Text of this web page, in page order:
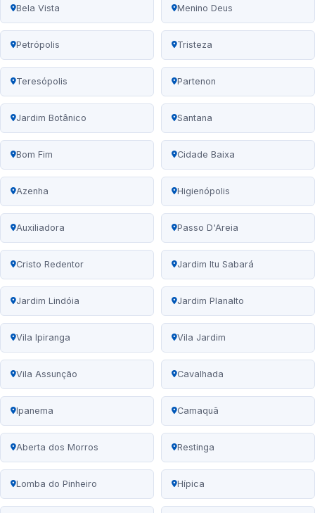
Bela Vista Menino Deus
Petrópolis Tristeza
Teresópolis Partenon
Jardim Botânico Santana
Bom Fim Cidade Baixa
Azenha Higienópolis
Auxiliadora Passo D'Areia
Cristo Redentor Jardim Itu Sabará
Jardim Lindóia Jardim Planalto
Vila Ipiranga Vila Jardim
Vila Assunção Cavalhada
Ipanema Camaquã
Aberta dos Morros Restinga
Lomba do Pinheiro Hípica